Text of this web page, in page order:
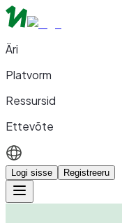
Äri
Platvorm
Ressursid
Ettevõte
Logi sisse Registreeru